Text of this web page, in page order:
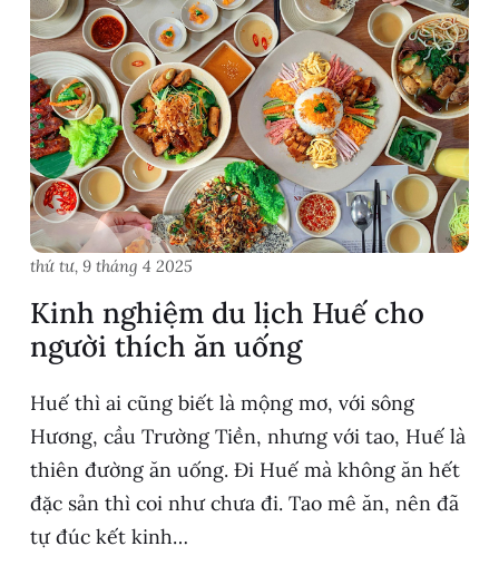
thứ tư, 9 tháng 4 2025
Kinh nghiệm du lịch Huế cho
người thích ăn uống
Huế thì ai cũng biết là mộng mơ, với sông
Hương, cầu Trường Tiền, nhưng với tao, Huế là
thiên đường ăn uống. Đi Huế mà không ăn hết
đặc sản thì coi như chưa đi. Tao mê ăn, nên đã
tự đúc kết kinh…